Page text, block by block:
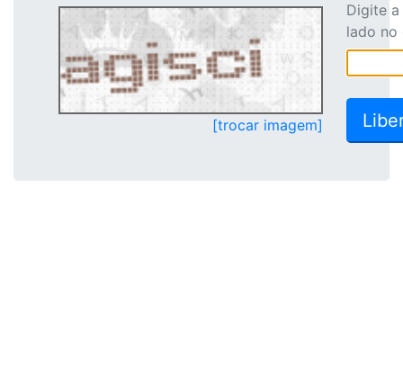
[trocar imagem]
Digite
lado no